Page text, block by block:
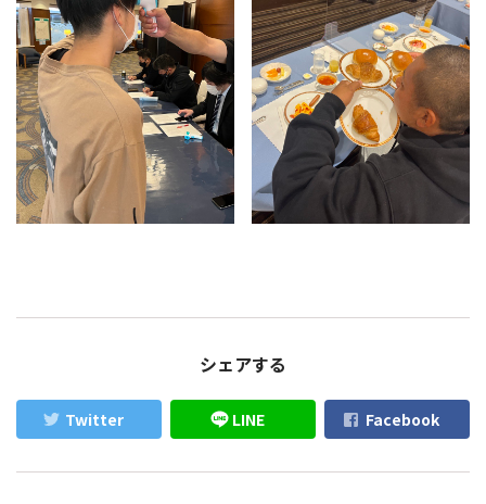
シェアする
Twitter LINE Facebook